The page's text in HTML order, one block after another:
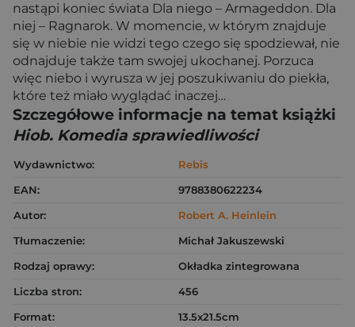
nastąpi koniec świata Dla niego – Armageddon. Dla
niej – Ragnarok. W momencie, w którym znajduje
się w niebie nie widzi tego czego się spodziewał, nie
odnajduje także tam swojej ukochanej. Porzuca
więc niebo i wyrusza w jej poszukiwaniu do piekła,
które też miało wyglądać inaczej…
Szczegółowe informacje na temat książki
Hiob. Komedia sprawiedliwości
Wydawnictwo:
Rebis
EAN:
9788380622234
Autor:
Robert A. Heinlein
Tłumaczenie:
Michał Jakuszewski
Rodzaj oprawy:
Okładka zintegrowana
Liczba stron:
456
Format:
13.5x21.5cm